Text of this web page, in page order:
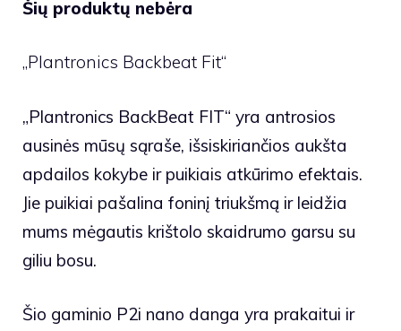
Šių produktų nebėra
„Plantronics Backbeat Fit“
„Plantronics BackBeat FIT“ yra antrosios
ausinės mūsų sąraše, išsiskiriančios aukšta
apdailos kokybe ir puikiais atkūrimo efektais.
Jie puikiai pašalina foninį triukšmą ir leidžia
mums mėgautis krištolo skaidrumo garsu su
giliu bosu.
Šio gaminio P2i nano danga yra prakaitui ir